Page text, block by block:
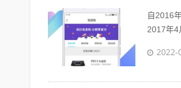
自2016
2017年4
2022-